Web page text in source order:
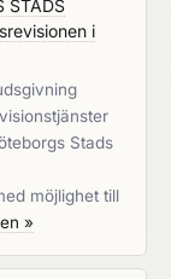
STADS
i
Stads
möjlighet till
»